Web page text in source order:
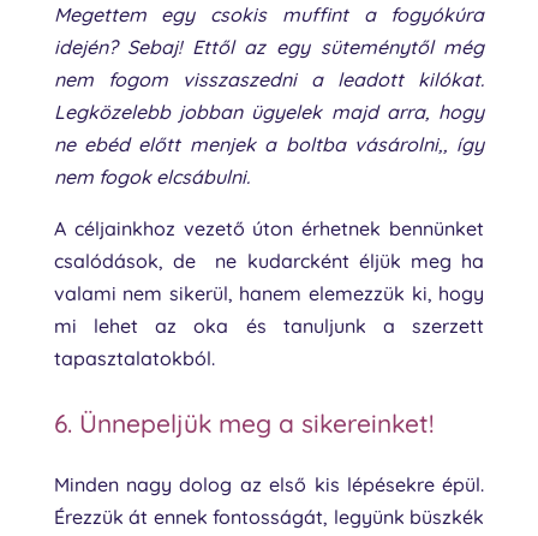
Megettem egy csokis muffint a fogyókúra
idején? Sebaj! Ettől az egy süteménytől még
nem fogom visszaszedni a leadott kilókat.
Legközelebb jobban ügyelek majd arra, hogy
ne ebéd előtt menjek a boltba vásárolni,, így
nem fogok elcsábulni.
A céljainkhoz vezető úton érhetnek bennünket
csalódások, de ne kudarcként éljük meg ha
valami nem sikerül, hanem elemezzük ki, hogy
mi lehet az oka és tanuljunk a szerzett
tapasztalatokból.
6. Ünnepeljük meg a sikereinket!
Minden nagy dolog az első kis lépésekre épül.
Érezzük át ennek fontosságát, legyünk büszkék